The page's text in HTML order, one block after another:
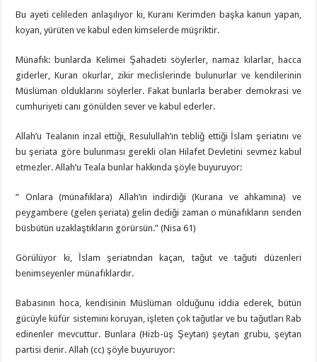
Bu ayeti celileden anlaşılıyor ki, Kuranı Kerimden başka kanun yapan,
koyan, yürüten ve kabul eden kimselerde müşriktir.
Münafık: bunlarda Kelimei Şahadeti söylerler, namaz kılarlar, hacca
giderler, Kuran okurlar, zikir meclislerinde bulunurlar ve kendilerinin
Müslüman olduklarını söylerler. Fakat bunlarla beraber demokrasi ve
cumhuriyeti canı gönülden sever ve kabul ederler.
Allah’u Tealanın inzal ettiği, Resulullah’ın tebliğ ettiği İslam şeriatını ve
bu şeriata göre bulunması gerekli olan Hilafet Devletini sevmez kabul
etmezler. Allah’u Teala bunlar hakkında şöyle buyuruyor:
“ Onlara (münafıklara) Allah’ın indirdiği (Kurana ve ahkamına) ve
peygambere (gelen şeriata) gelin dediği zaman o münafıkların senden
büsbütün uzaklaştıkların görürsün.” (Nisa 61)
Görülüyor ki, İslam şeriatından kaçan, tağut ve tağuti düzenleri
benimseyenler münafıklardır.
Babasının hoca, kendisinin Müslüman olduğunu iddia ederek, bütün
gücüyle küfür sistemini koruyan, işleten çok tağutlar ve bu tağutları Rab
edinenler mevcuttur. Bunlara (Hizb-üş Şeytan) şeytan grubu, şeytan
partisi denir. Allah (cc) şöyle buyuruyor: